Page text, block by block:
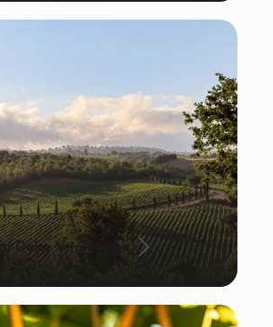
La Dolce Vita: Italien